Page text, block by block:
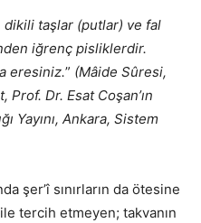
dikili taşlar (putlar) ve fal
iğrenç pisliklerdir.
eresiniz.” (Mâide Sûresi,
Prof. Dr. Esat Coşan’ın
Yayını, Ankara, Sistem
şer’î sınırların da ötesine
tercih etmeyen; takvanın